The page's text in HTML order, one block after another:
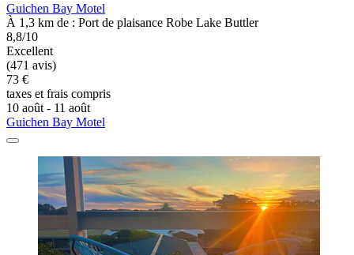
Guichen Bay Motel
À 1,3 km de : Port de plaisance Robe Lake Buttler
8,8/10
Excellent
(471 avis)
73 €
taxes et frais compris
10 août - 11 août
Guichen Bay Motel